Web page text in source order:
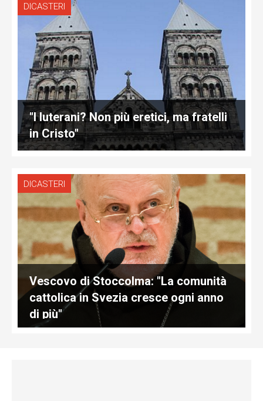
DICASTERI
"I luterani? Non più eretici, ma fratelli
in Cristo"
DICASTERI
Vescovo di Stoccolma: "La comunità
cattolica in Svezia cresce ogni anno
di più"